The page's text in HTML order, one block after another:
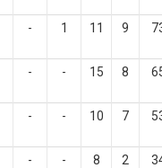
- 1 11 9
- - 15 8
- - 10 7
- - 8 2